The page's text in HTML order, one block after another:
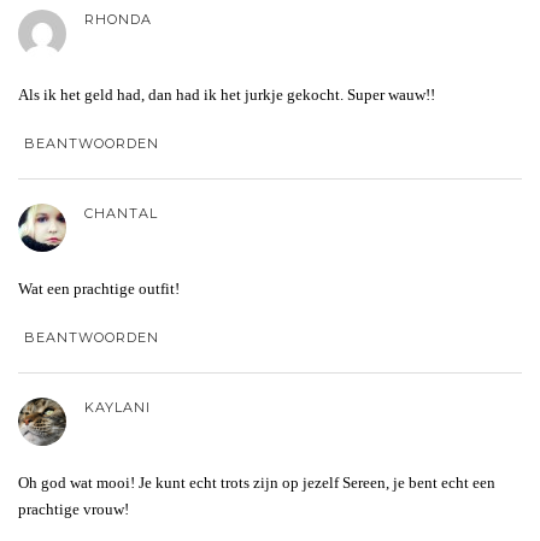
RHONDA
Als ik het geld had, dan had ik het jurkje gekocht. Super wauw!!
BEANTWOORDEN
CHANTAL
Wat een prachtige outfit!
BEANTWOORDEN
KAYLANI
Oh god wat mooi! Je kunt echt trots zijn op jezelf Sereen, je bent echt een
prachtige vrouw!